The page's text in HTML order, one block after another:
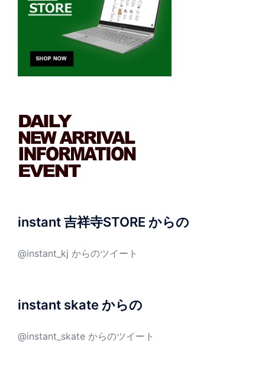
instant 吉祥寺STORE からの
@instant_kj からのツイート
instant skate からの
@instant_skate からのツイート